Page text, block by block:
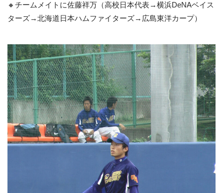
🔸チームメイトに佐藤祥万（高校日本代表→横浜DeNAベイス
ターズ→北海道日本ハムファイターズ→広島東洋カープ）